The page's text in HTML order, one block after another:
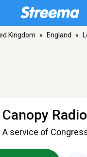
Kingdom » England »
Canopy Radio
A service of